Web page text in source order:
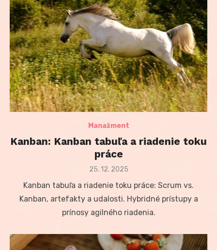
Manažment
Kanban: Kanban tabuľa a riadenie toku
práce
Posted
25. 12. 2025
Kanban tabuľa a riadenie toku práce: Scrum vs.
Kanban, artefakty a udalosti. Hybridné prístupy a
prínosy agilného riadenia.